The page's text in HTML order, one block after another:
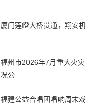
厦门莲嶝大桥贯通，翔安
福州市2026年7月重大火
况公
福建公益合唱团唱响周末